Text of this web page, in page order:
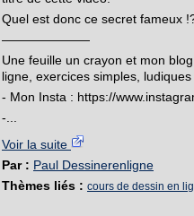
Quel est donc ce secret fameux
———————
Une feuille un crayon et mon
ligne, exercices simples,
- Mon Insta : https://
-...
Voir la suite
Par : Paul Dessinerenligne
Thèmes liés : cours de dessin en